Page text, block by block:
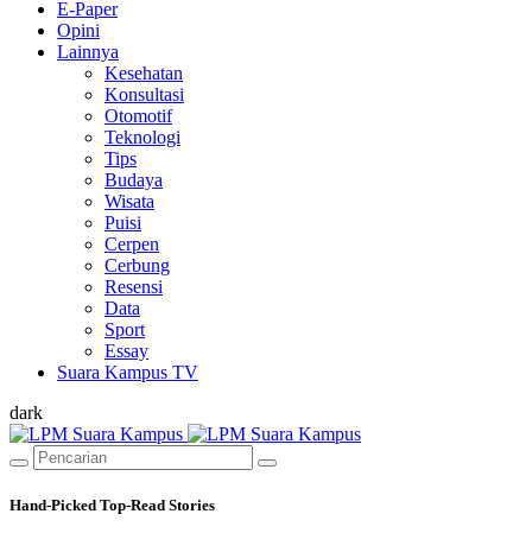
E-Paper
Opini
Lainnya
Kesehatan
Konsultasi
Otomotif
Teknologi
Tips
Budaya
Wisata
Puisi
Cerpen
Cerbung
Resensi
Data
Sport
Essay
Suara Kampus TV
dark
Hand-Picked Top-Read Stories